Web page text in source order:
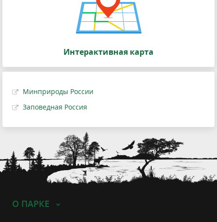
Интерактивная карта
Минприроды России
Заповедная Россия
О ПАРКЕ